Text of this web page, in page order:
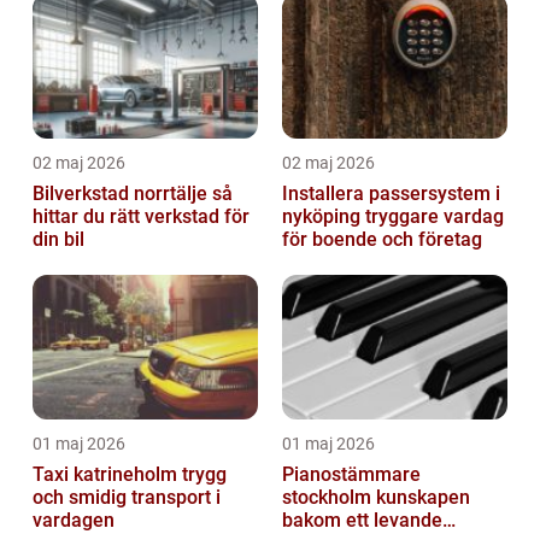
02 maj 2026
Bilverkstad norrtälje så
hittar du rätt verkstad för
din bil
02 maj 2026
Installera passersystem i
nyköping tryggare vardag
för boende och företag
01 maj 2026
Taxi katrineholm trygg
och smidig transport i
vardagen
01 maj 2026
Pianostämmare
stockholm kunskapen
bakom ett levande